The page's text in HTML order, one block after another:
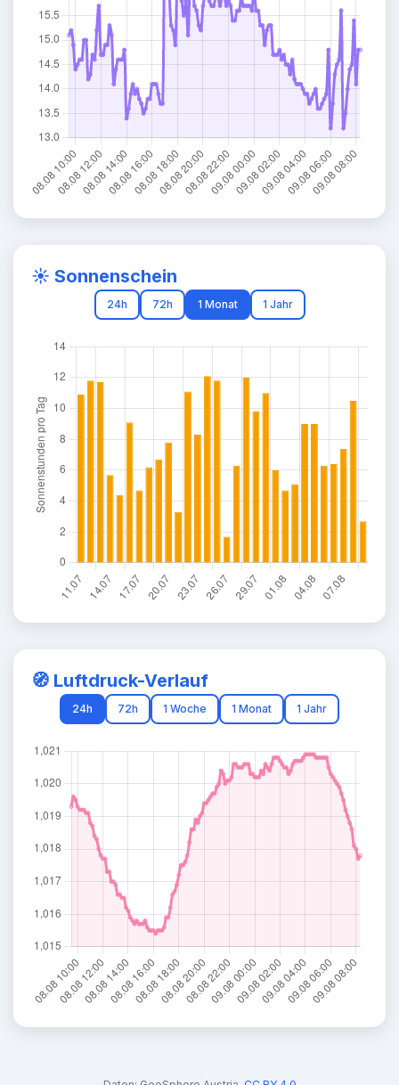
☀️ Sonnenschein
24h 72h 1 Monat 1 Jahr
🧭 Luftdruck-Verlauf
24h 72h 1 Woche 1 Monat 1 Jahr